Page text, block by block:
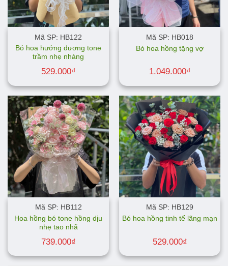
Mã SP: HB122
Bó hoa hướng dương tone
trầm nhẹ nhàng
529.000₫
Mã SP: HB018
Bó hoa hồng tặng vợ
1.049.000₫
Mã SP: HB112
Hoa hồng bó tone hồng dịu
nhẹ tao nhã
739.000₫
Mã SP: HB129
Bó hoa hồng tinh tế lãng mạn
529.000₫